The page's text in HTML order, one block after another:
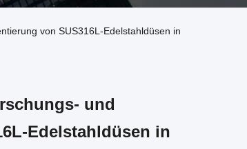
von SUS316L-Edelstahldüsen in
und
Edelstahldüsen in